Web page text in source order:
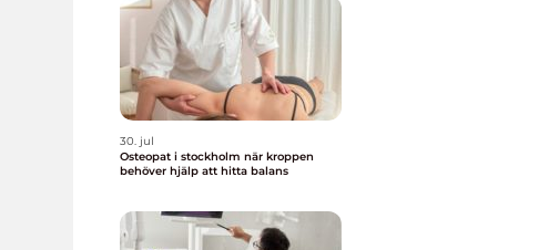
30. jul
Osteopat i stockholm när kroppen
behöver hjälp att hitta balans